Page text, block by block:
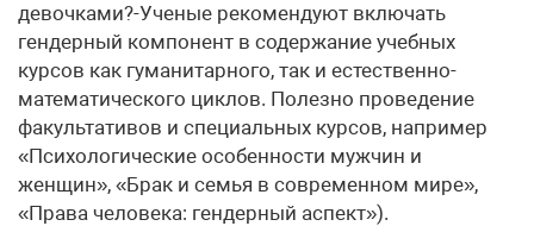
девочками?-Ученые рекомендуют включать
гендерный компонент в содержание учебных
курсов как гуманитарного, так и естественно-
математического циклов. Полезно проведение
факультативов и специальных курсов, например
«Психологические особенности мужчин и
женщин», «Брак и семья в современном мире»,
«Права человека: гендерный аспект»).